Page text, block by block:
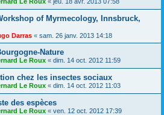
of Myrmecology, Innsbruck,
Darras « sam. 26 janv. 2013 14:18
Nature
Le Roux « dim. 14 oct. 2012 11:59
chez les insectes sociaux
Le Roux « dim. 14 oct. 2012 11:03
des espèces
Le Roux « ven. 12 oct. 2012 17:39